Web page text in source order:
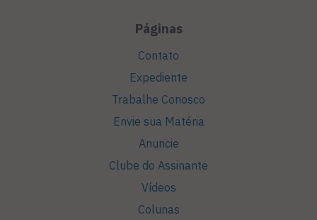
Páginas
Contato
Expediente
Trabalhe Conosco
Envie sua Matéria
Anuncie
Clube do Assinante
Vídeos
Colunas